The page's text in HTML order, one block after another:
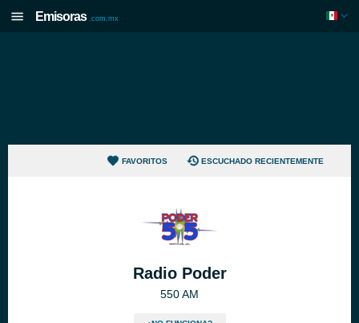
Emisoras .com.mx
FAVORITOS ESCUCHADO RECIENTEMENTE
Radio Poder
550 AM